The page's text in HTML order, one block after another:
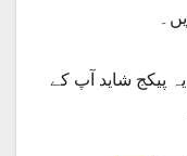
پیکج شاید آپ کے